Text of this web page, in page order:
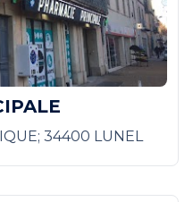
34400 LUNEL